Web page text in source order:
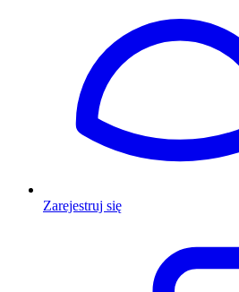
Zarejestruj się